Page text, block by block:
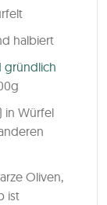
halbiert
gründlich
in Würfel
Oliven,
ist